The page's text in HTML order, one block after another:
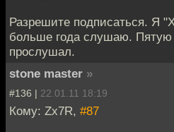
Разрешите подписаться. Я
больше года слушаю. Пятую
прослушал.
stone master »
#136 | 22.01.11 18:19
Кому: Zx7R, #87